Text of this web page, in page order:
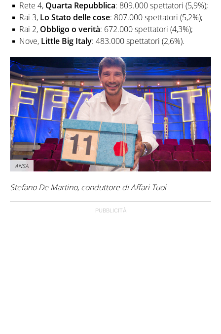
Rete 4, Quarta Repubblica: 809.000 spettatori (5,9%);
Rai 3, Lo Stato delle cose: 807.000 spettatori (5,2%);
Rai 2, Obbligo o verità: 672.000 spettatori (4,3%);
Nove, Little Big Italy: 483.000 spettatori (2,6%).
ANSA
Stefano De Martino, conduttore di Affari Tuoi